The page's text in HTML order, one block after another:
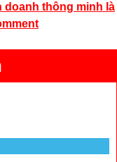
doanh thông minh là